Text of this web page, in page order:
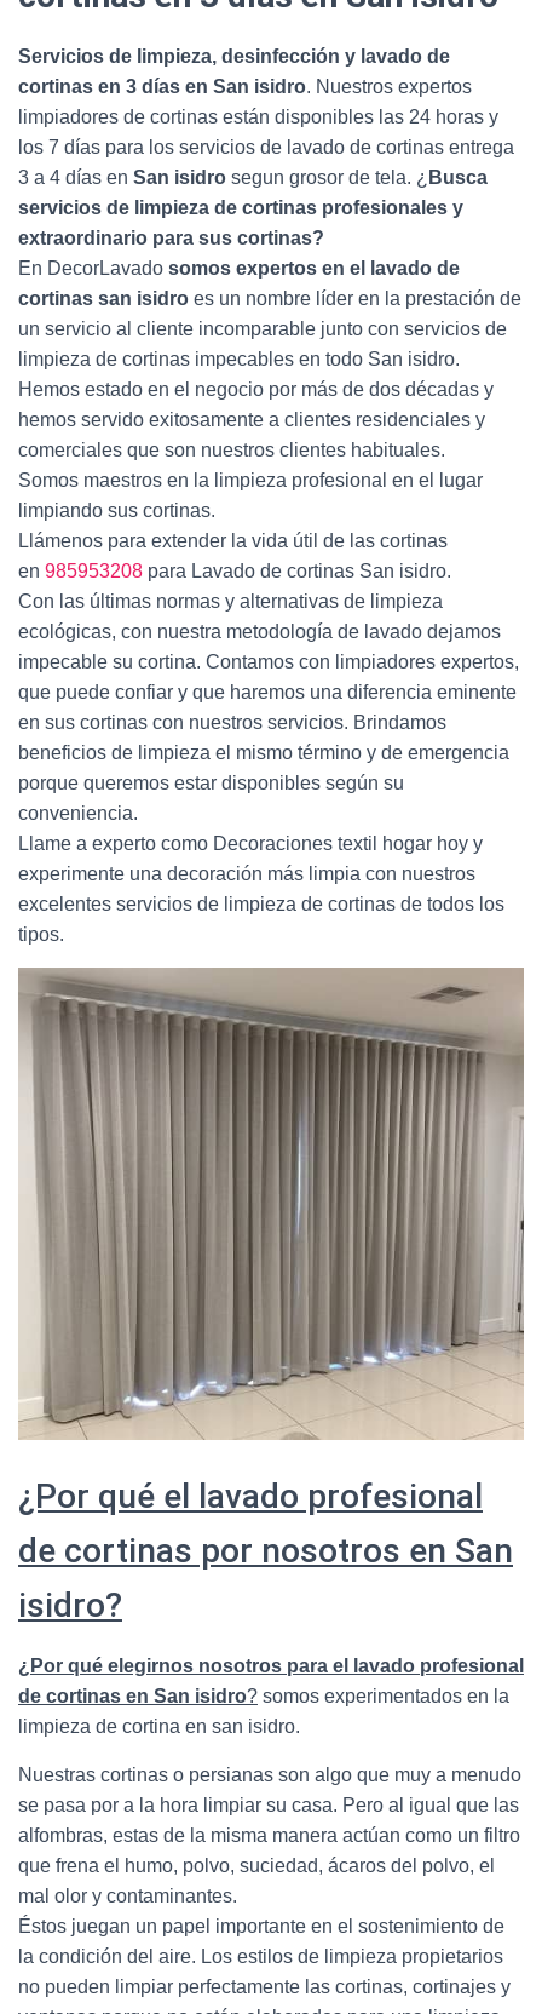
Servicios de limpieza, desinfección y lavado de
cortinas en 3 días en San isidro. Nuestros expertos
limpiadores de cortinas están disponibles las 24 horas y
los 7 días para los servicios de lavado de cortinas entrega
3 a 4 días en San isidro segun grosor de tela. ¿ Busca
servicios de limpieza de cortinas profesionales y
extraordinario para sus cortinas?
En DecorLavado somos expertos en el lavado de
cortinas san isidro es un nombre líder en la prestación de
un servicio al cliente incomparable junto con servicios de
limpieza de cortinas impecables en todo San isidro.
Hemos estado en el negocio por más de dos décadas y
hemos servido exitosamente a clientes residenciales y
comerciales que son nuestros clientes habituales.
Somos maestros en la limpieza profesional en el lugar
limpiando sus cortinas.
Llámenos para extender la vida útil de las cortinas
en 985953208 para Lavado de cortinas San isidro.
Con las últimas normas y alternativas de limpieza
ecológicas, con nuestra metodología de lavado dejamos
impecable su cortina. Contamos con limpiadores expertos,
que puede confiar y que haremos una diferencia eminente
en sus cortinas con nuestros servicios. Brindamos
beneficios de limpieza el mismo término y de emergencia
porque queremos estar disponibles según su
conveniencia.
Llame a experto como Decoraciones textil hogar hoy y
experimente una decoración más limpia con nuestros
excelentes servicios de limpieza de cortinas de todos los
tipos.
¿Por qué el lavado profesional
de cortinas por nosotros en San
isidro?
¿Por qué elegirnos nosotros para el lavado profesional
de cortinas en San isidro? somos experimentados en la
limpieza de cortina en san isidro.
Nuestras cortinas o persianas son algo que muy a menudo
se pasa por a la hora limpiar su casa. Pero al igual que las
alfombras, estas de la misma manera actúan como un filtro
que frena el humo, polvo, suciedad, ácaros del polvo, el
mal olor y contaminantes.
Éstos juegan un papel importante en el sostenimiento de
la condición del aire. Los estilos de limpieza propietarios
no pueden limpiar perfectamente las cortinas, cortinajes y